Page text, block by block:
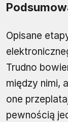
Opisane
Trudno
między nimi,
one
pewnością